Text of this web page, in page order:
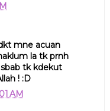
mne acuan
la tk prnh
tk kdekut
! :D
AM